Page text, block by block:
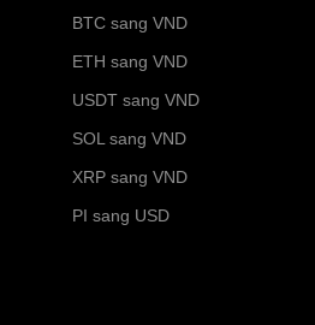
BTC sang VND
ETH sang VND
USDT sang VND
SOL sang VND
XRP sang VND
PI sang USD